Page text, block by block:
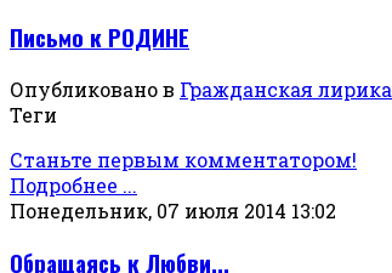
Письмо к РОДИНЕ
Опубликовано в Гражданская лирика
Теги
Станьте первым комментатором!
Подробнее ...
Понедельник, 07 июля 2014 13:02
Обращаясь к Любви...